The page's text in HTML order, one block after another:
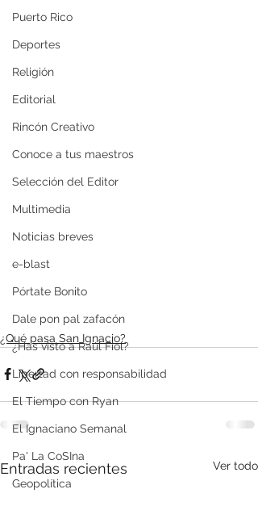
Puerto Rico
Deportes
Religión
Editorial
Rincón Creativo
Conoce a tus maestros
Selección del Editor
Multimedia
Noticias breves
e-blast
Pórtate Bonito
Dale pon pal zafacón
¿Has visto a Raúl Fiol?
Libertad con responsabilidad
El Tiempo con Ryan
El Ignaciano Semanal
Pa' La CoSIna
Geopolítica
¿Qué pasa San Ignacio?
Entradas recientes Ver todo